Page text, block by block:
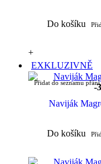
Do košíku
+
EXKLUZIVNĚ
-
Přidat do seznamu přání
Naviják
Do košíku